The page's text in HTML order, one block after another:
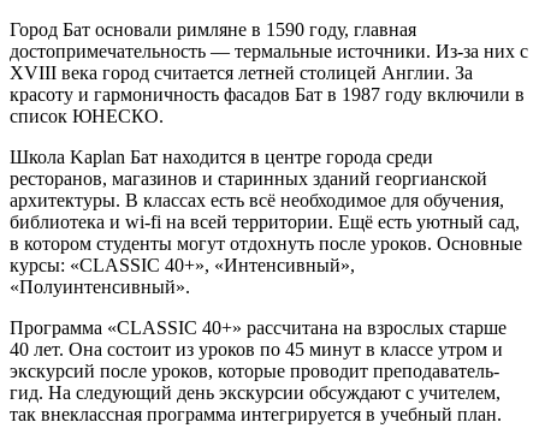
Город Бат основали римляне в 1590 году, главная
достопримечательность — термальные источники. Из-за них с
XVIII века город считается летней столицей Англии. За
красоту и гармоничность фасадов Бат в 1987 году включили в
список ЮНЕСКО.
Школа Kaplan Бат находится в центре города среди
ресторанов, магазинов и старинных зданий георгианской
архитектуры. В классах есть всё необходимое для обучения,
библиотека и wi-fi на всей территории. Ещё есть уютный сад,
в котором студенты могут отдохнуть после уроков. Основные
курсы: «CLASSIC 40+», «Интенсивный»,
«Полуинтенсивный».
Программа «CLASSIC 40+» рассчитана на взрослых старше
40 лет. Она состоит из уроков по 45 минут в классе утром и
экскурсий после уроков, которые проводит преподаватель-
гид. На следующий день экскурсии обсуждают с учителем,
так внеклассная программа интегрируется в учебный план.